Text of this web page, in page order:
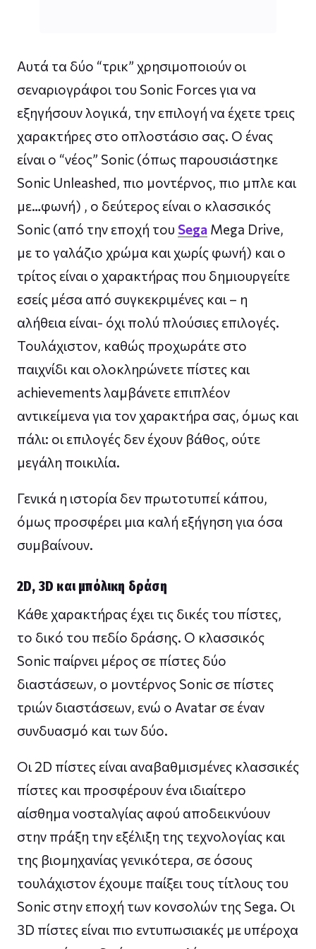
Αυτά τα δύο “τρικ” χρησιμοποιούν οι
σεναριογράφοι του Sonic Forces για να
εξηγήσουν λογικά, την επιλογή να έχετε τρεις
χαρακτήρες στο οπλοστάσιο σας. Ο ένας
είναι ο “νέος” Sonic (όπως παρουσιάστηκε
Sonic Unleashed, πιο μοντέρνος, πιο μπλε και
με…φωνή) , ο δεύτερος είναι ο κλασσικός
Sonic (από την εποχή του Sega Mega Drive,
με το γαλάζιο χρώμα και χωρίς φωνή) και ο
τρίτος είναι ο χαρακτήρας που δημιουργείτε
εσείς μέσα από συγκεκριμένες και – η
αλήθεια είναι- όχι πολύ πλούσιες επιλογές.
Τουλάχιστον, καθώς προχωράτε στο
παιχνίδι και ολοκληρώνετε πίστες και
achievements λαμβάνετε επιπλέον
αντικείμενα για τον χαρακτήρα σας, όμως και
πάλι: οι επιλογές δεν έχουν βάθος, ούτε
μεγάλη ποικιλία.
Γενικά η ιστορία δεν πρωτοτυπεί κάπου,
όμως προσφέρει μια καλή εξήγηση για όσα
συμβαίνουν.
2D, 3D και μπόλικη δράση
Κάθε χαρακτήρας έχει τις δικές του πίστες,
το δικό του πεδίο δράσης. Ο κλασσικός
Sonic παίρνει μέρος σε πίστες δύο
διαστάσεων, ο μοντέρνος Sonic σε πίστες
τριών διαστάσεων, ενώ ο Avatar σε έναν
συνδυασμό και των δύο.
Οι 2D πίστες είναι αναβαθμισμένες κλασσικές
πίστες και προσφέρουν ένα ιδιαίτερο
αίσθημα νοσταλγίας αφού αποδεικνύουν
στην πράξη την εξέλιξη της τεχνολογίας και
της βιομηχανίας γενικότερα, σε όσους
τουλάχιστον έχουμε παίξει τους τίτλους του
Sonic στην εποχή των κονσολών της Sega. Οι
3D πίστες είναι πιο εντυπωσιακές με υπέροχα